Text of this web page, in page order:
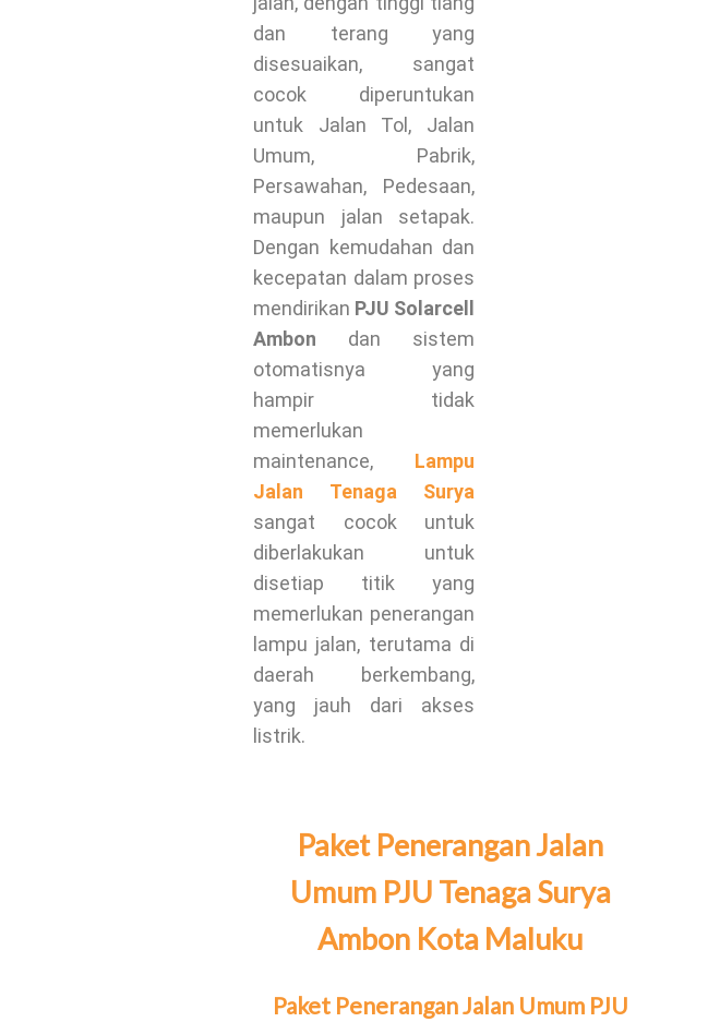
dan terang yang
disesuaikan, sangat
cocok diperuntukan
untuk Jalan Tol, Jalan
Umum, Pabrik,
Persawahan, Pedesaan,
maupun jalan setapak.
Dengan kemudahan dan
kecepatan dalam proses
mendirikan PJU Solarcell
Ambon dan sistem
otomatisnya yang
hampir tidak
memerlukan
maintenance, Lampu
Jalan Tenaga Surya
sangat cocok untuk
diberlakukan untuk
disetiap titik yang
memerlukan penerangan
lampu jalan, terutama di
daerah berkembang,
yang jauh dari akses
listrik.
Paket Penerangan Jalan
Umum PJU Tenaga Surya
Ambon Kota Maluku
Paket Penerangan Jalan Umum PJU